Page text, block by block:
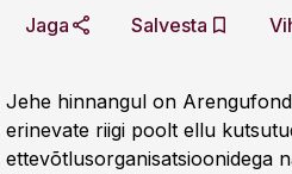
Jaga Salvesta
Jehe hinnangul on
erinevate riigi poolt ellu
ettevõtlusorganisatsioonidega